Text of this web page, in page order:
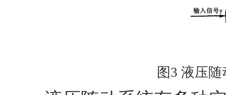
图3 液压